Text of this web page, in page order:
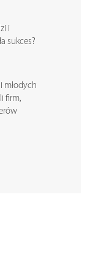
i
sukces?
młodych
firm,